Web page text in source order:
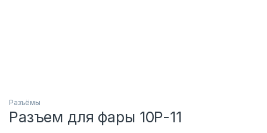
Разъёмы
Разъем для фары 10P-11